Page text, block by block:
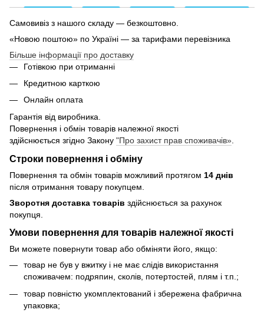
Самовивіз з нашого складу — безкоштовно.
«Новою поштою» по Україні — за тарифами перевізника
Більше інформації про доставку
Готівкою при отриманні
Кредитною карткою
Онлайн оплата
Гарантія від виробника.
Повернення і обмін товарів належної якості
здійснюється згідно Закону "Про захист прав споживачів»
Строки повернення і обміну
Повернення та обмін товарів можливий протягом 14 днів
після отримання товару покупцем.
Зворотня доставка товарів здійснюється за рахунок
покупця.
Умови повернення для товарів належної якості
Ви можете повернути товар або обміняти його, якщо:
товар не був у вжитку і не має слідів використання
споживачем: подряпин, сколів, потертостей, плям і т.п.;
товар повністю укомплектований і збережена фабрична
упаковка;